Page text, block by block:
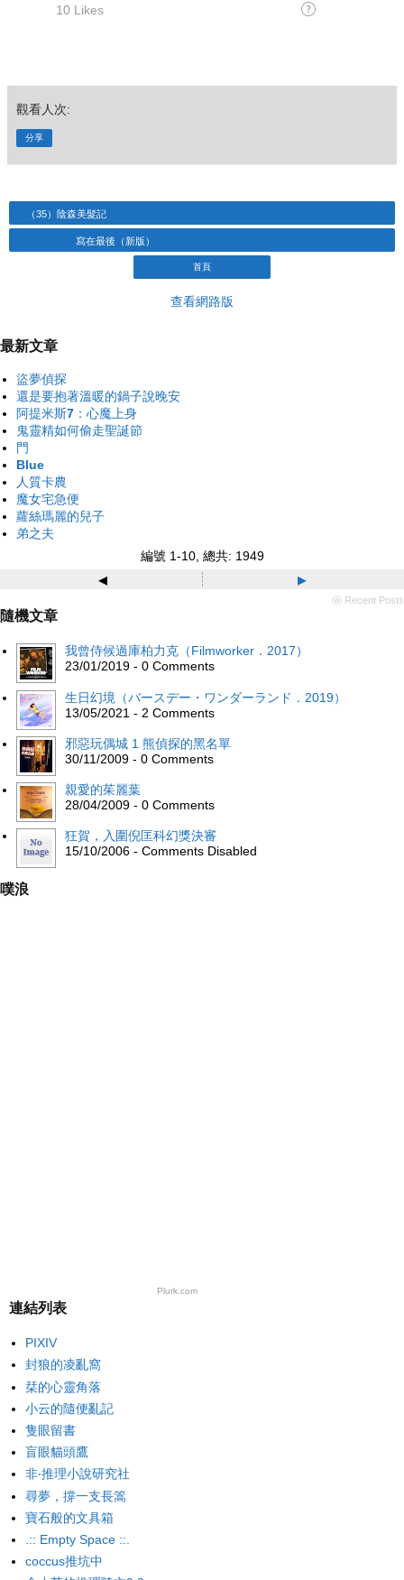
觀看人次:
分享
（35）陰森美髮記
寫在最後（新版）
首頁
查看網路版
最新文章
盜夢偵探
還是要抱著溫暖的鍋子說晚安
阿提米斯7：心魔上身
鬼靈精如何偷走聖誕節
門
Blue
人質卡農
魔女宅急便
蘿絲瑪麗的兒子
弟之夫
編號 1-10, 總共: 1949
◂ ▸
ⓦ Recent Posts
隨機文章
我曾侍候過庫柏力克（Filmworker．2017）
23/01/2019 - 0 Comments
生日幻境（バースデー・ワンダーランド．2019）
13/05/2021 - 2 Comments
邪惡玩偶城 1 熊偵探的黑名單
30/11/2009 - 0 Comments
親愛的茱麗葉
28/04/2009 - 0 Comments
狂賀，入圍倪匡科幻獎決審
15/10/2006 - Comments Disabled
噗浪
Plurk.com
連結列表
PIXIV
封狼的凌亂窩
栞的心靈角落
小云的隨便亂記
隻眼留書
盲眼貓頭鷹
非‧推理小說研究社
尋夢，撐一支長篙
寶石般的文具箱
.:: Empty Space ::.
coccus推坑中